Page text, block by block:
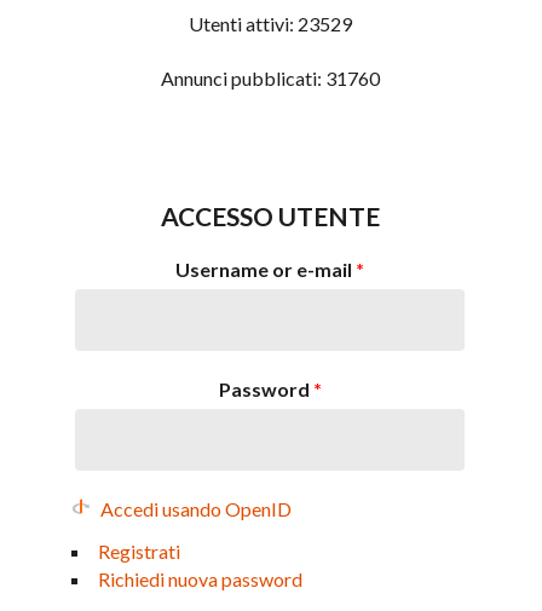
Utenti attivi: 23529
Annunci pubblicati: 31760
ACCESSO UTENTE
Username or e-mail *
Password *
Accedi usando OpenID
Registrati
Richiedi nuova password